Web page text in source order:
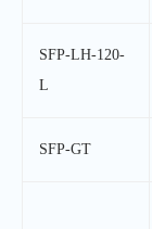
SFP-LH-120-
L
SFP-GT